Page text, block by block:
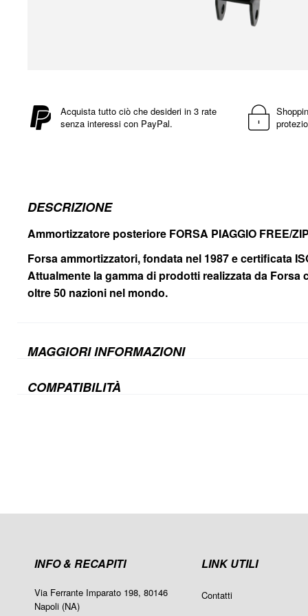
della
galleria
Acquista tutto ciò che desideri in 3 rate
senza interessi con PayPal.
DESCRIZIONE
Ammortizzatore posteriore FORSA PIAGGIO FREE/
Forsa ammortizzatori, fondata nel 1987 e certificata
Attualmente la gamma di prodotti realizzata da
oltre 50 nazioni nel mondo.
MAGGIORI INFORMAZIONI
COMPATIBILITÀ
INFO & RECAPITI
Via Ferrante Imparato 198, 80146
Napoli (NA)
LINK UTILI
Contatti